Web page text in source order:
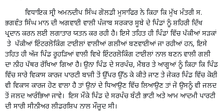
ਵਿਧਾਇਕ ਸ੍ਰੀ ਅਮਨਦੀਪ ਸਿੰਘ ਗੋਲਡੀ ਮੁਸਾਫਿਰ ਨੇ ਕਿਹਾ ਕਿ ਮੁੱਖ ਮੰਤਰੀ ਸ.
ਭਗਵੰਤ ਸਿੰਘ ਮਾਨ ਦੀ ਅਗਵਾਈ ਵਾਲੀ ਪੰਜਾਬ ਸਰਕਾਰ ਸੂਬੇ ਦੇ ਪਿੰਡਾਂ ਨੂੰ ਸ਼ਹਿਰੀ ਦਿੱਖ
ਪ੍ਰਦਾਨ ਕਰਨ ਲਈ ਲਗਾਤਾਰ ਯਤਨ ਕਰ ਰਹੀ ਹੈ। ਇਸੇ ਤਹਿਤ ਹੀ ਪਿੰਡਾਂ ਵਿੱਚ ਪੱਕੀਆਂ ਸੜਕਾਂ
ਤੇ ਪੱਕੀਆਂ ਇੰਟਰਲੋਕਿੰਗ ਟਾਈਲਾਂ ਵਾਲੀਆਂ ਗਲੀਆਂ ਬਣਵਾਈਆਂ ਜਾ ਰਹੀਆਂ ਹਨ, ਇਸੇ
ਤਹਿਤ ਹੀ ਅੱਜ ਪਿੰਡ ਰੂਹੜਿਆਂ ਵਾਲੀ ਵਿਖੇ ਇੰਟਰਲੋਕਿੰਗ ਟਾਈਲਾਂ ਨਾਲ ਬਣਨ ਵਾਲੀ ਗਲੀ
ਦਾ ਨੀਹ ਪੱਥਰ ਰੱਖਿਆ ਗਿਆ ਹੈ। ਉਨਾ ਪਿੰਡ ਦੇ ਸਰਪੰਚ, ਮੈਂਬਰ ਤੇ ਆਗੂਆਂ ਨੂੰ ਕਿਹਾ ਕਿ ਪਿੰਡ
ਵਿੱਚ ਸਾਰੇ ਵਿਕਾਸ ਕਾਰਜ ਪਾਰਟੀ ਬਾਜੀ ਤੋਂ ਉੱਪਰ ਉੱਠ ਕੇ ਕੀਤੇ ਜਾਣ ਤੇ ਜੇਕਰ ਪਿੰਡ ਵਿੱਚ ਕੋਈ
ਵੀ ਵਿਕਾਸ ਕਾਰਜ ਹੋਣ ਵਾਲਾ ਹੈ ਤਾਂ ਉਨਾਂ ਦੇ ਧਿਆਉਣ ਵਿੱਚ ਲਿਆਉਣ ਤਾਂ ਜੋ ਉਸਨੂੰ ਵੀ ਜਲਦ
ਤੋਂ ਜਲਦ ਆਰੰਭਿਆ ਜਾਵੇ। ਇਸ ਮੌਕੇ ਪਿੰਡ ਦੇ ਸਰਪੰਚ ਬੰਟੀ ਭਾਟੀ ਅਤੇ ਆਮ ਆਦਮੀ ਪਾਰਟੀ
ਦੀ ਸਾਰੀ ਸੀਨੀਅਰ ਲੀਡਰਸ਼ਿਪ ਨਾਲ ਮੌਜੂਦ ਸੀ।